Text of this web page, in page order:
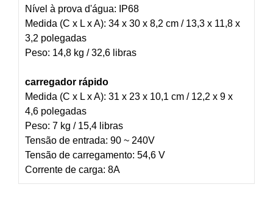
Nível à prova d'água: IP68
Medida (C x L x A): 34 x 30 x 8,2 cm / 13,3 x 11,8 x
3,2 polegadas
Peso: 14,8 kg / 32,6 libras
carregador rápido
Medida (C x L x A): 31 x 23 x 10,1 cm / 12,2 x 9 x
4,6 polegadas
Peso: 7 kg / 15,4 libras
Tensão de entrada: 90 ~ 240V
Tensão de carregamento: 54,6 V
Corrente de carga: 8A